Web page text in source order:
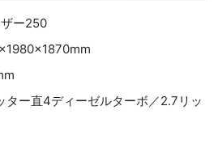
ー250
ター直4ディーゼルターボ／2.7リッ